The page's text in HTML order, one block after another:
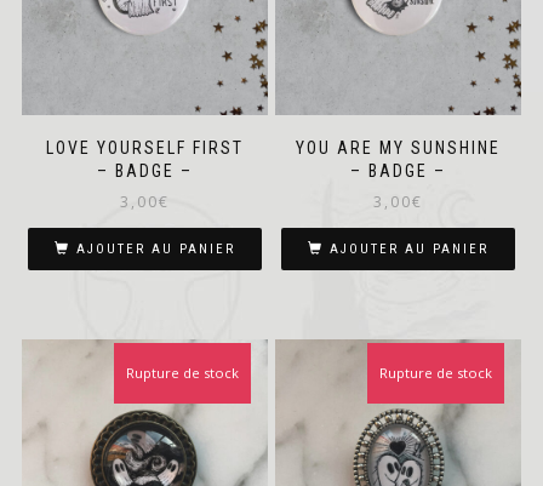
LOVE YOURSELF FIRST
– BADGE –
3,00€
AJOUTER AU PANIER
YOU ARE MY SUNSHINE
– BADGE –
3,00€
AJOUTER AU PANIER
Rupture de stock Rupture de stock